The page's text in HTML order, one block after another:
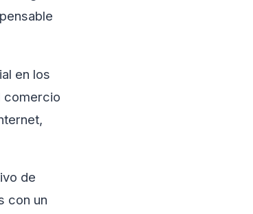
en los
comercio
de
con un